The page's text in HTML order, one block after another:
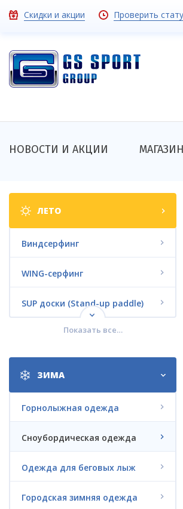
Toolbar
Скидки и акции Проверить
Основная
НОВОСТИ И АКЦИИ
Shop
categories
ЛЕТО
Виндсерфинг
WING-серфинг
SUP доски (Stand-up paddle)
Кайтсерфинг
Водные лыжи
Дайвинг
Jet Surf
Электро-серфинг LIFTFOIL
Показать все…
ЗИМА
Горнолыжная одежда
Сноубордическая одежда
Одежда для беговых лыж
Городская зимняя одежда